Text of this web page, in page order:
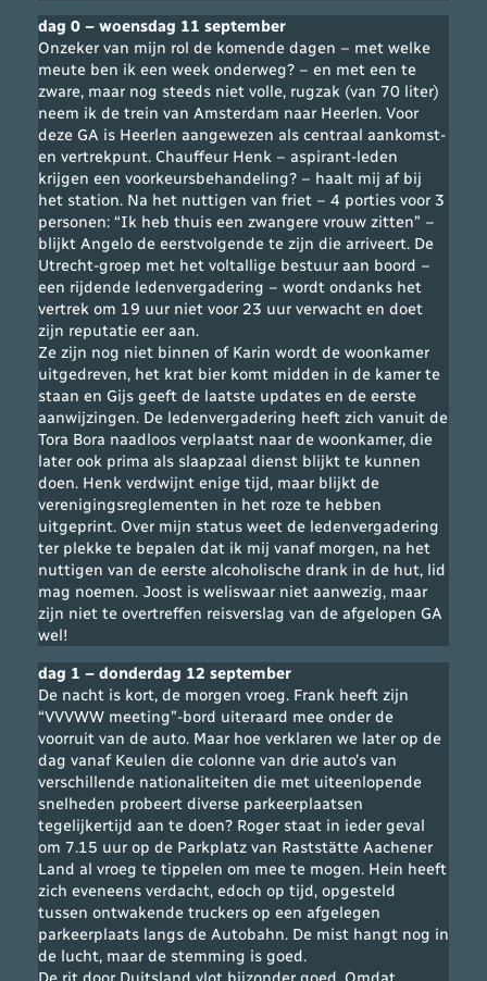
dag 0 – woensdag 11 september
Onzeker van mijn rol de komende dagen – met welke
meute ben ik een week onderweg? – en met een te
zware, maar nog steeds niet volle, rugzak (van 70 liter)
neem ik de trein van Amsterdam naar Heerlen. Voor
deze GA is Heerlen aangewezen als centraal aankomst-
en vertrekpunt. Chauffeur Henk – aspirant-leden
krijgen een voorkeursbehandeling? – haalt mij af bij
het station. Na het nuttigen van friet – 4 porties voor 3
personen: “Ik heb thuis een zwangere vrouw zitten” –
blijkt Angelo de eerstvolgende te zijn die arriveert. De
Utrecht-groep met het voltallige bestuur aan boord –
een rijdende ledenvergadering – wordt ondanks het
vertrek om 19 uur niet voor 23 uur verwacht en doet
zijn reputatie eer aan.
Ze zijn nog niet binnen of Karin wordt de woonkamer
uitgedreven, het krat bier komt midden in de kamer te
staan en Gijs geeft de laatste updates en de eerste
aanwijzingen. De ledenvergadering heeft zich vanuit de
Tora Bora naadloos verplaatst naar de woonkamer, die
later ook prima als slaapzaal dienst blijkt te kunnen
doen. Henk verdwijnt enige tijd, maar blijkt de
verenigingsreglementen in het roze te hebben
uitgeprint. Over mijn status weet de ledenvergadering
ter plekke te bepalen dat ik mij vanaf morgen, na het
nuttigen van de eerste alcoholische drank in de hut, lid
mag noemen. Joost is weliswaar niet aanwezig, maar
zijn niet te overtreffen reisverslag van de afgelopen GA
wel!
dag 1 – donderdag 12 september
De nacht is kort, de morgen vroeg. Frank heeft zijn
“VVVWW meeting”-bord uiteraard mee onder de
voorruit van de auto. Maar hoe verklaren we later op de
dag vanaf Keulen die colonne van drie auto’s van
verschillende nationaliteiten die met uiteenlopende
snelheden probeert diverse parkeerplaatsen
tegelijkertijd aan te doen? Roger staat in ieder geval
om 7.15 uur op de Parkplatz van Raststätte Aachener
Land al vroeg te tippelen om mee te mogen. Hein heeft
zich eveneens verdacht, edoch op tijd, opgesteld
tussen ontwakende truckers op een afgelegen
parkeerplaats langs de Autobahn. De mist hangt nog in
de lucht, maar de stemming is goed.